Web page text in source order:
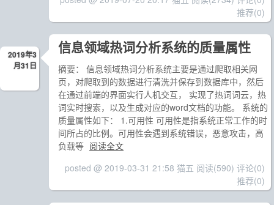
推荐(0)
2019年3
月31日
信息领域热词分析系统的质量属性
摘要： 信息领域热词分析系统主要是通过爬取相关网
页，对爬取到的数据进行清洗并保存到数据库中，然后
在通过前端的界面实行人机交互， 实现了热词词云，热
词实时搜索，以及生成对应的word文档的功能。 系统的
质量属性如下： 1.可用性 可用性是指系统正常工作的时
间所占的比例。可用性会遇到系统错误，恶意攻击，高
负载等 阅读全文
posted @ 2019-03-31 21:58 猫五 阅读(590) 评论(0)
推荐(0)